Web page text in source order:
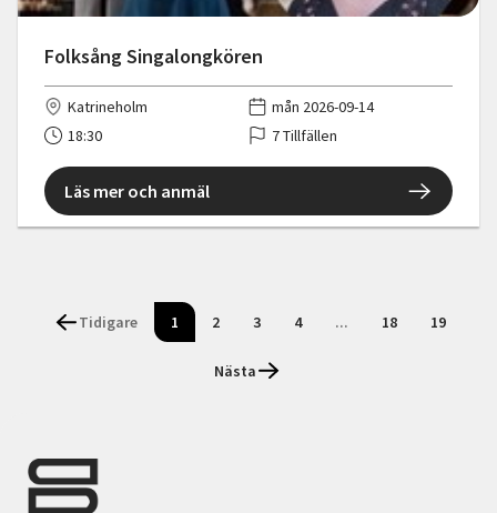
Folksång Singalongkören
Katrineholm
mån 2026-09-14
18:30
7 Tillfällen
Läs mer och anmäl
Tidigare 1 2 3 4 ... 18 19
Nästa